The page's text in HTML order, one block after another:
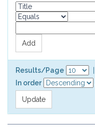
Results/Page
In order